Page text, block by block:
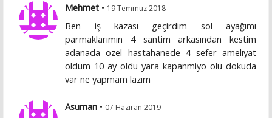
Mehmet • 19 Temmuz 2018
Ben iş kazası geçirdim sol ayağımı
parmaklarımın 4 santim arkasından kestim
adanada ozel hastahanede 4 sefer ameliyat
oldum 10 ay oldu yara kapanmiyo olu dokuda
var ne yapmam lazım
Asuman • 07 Haziran 2019